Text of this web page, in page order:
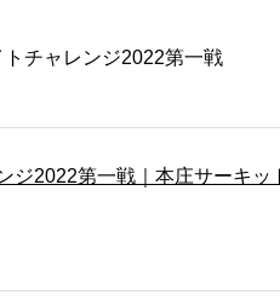
トチャレンジ2022第一戦
ジ2022第一戦｜本庄サーキッ